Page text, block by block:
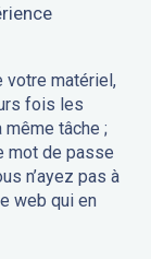
votre matériel,
fois les
même tâche ;
mot de passe
n’ayez pas à
web qui en